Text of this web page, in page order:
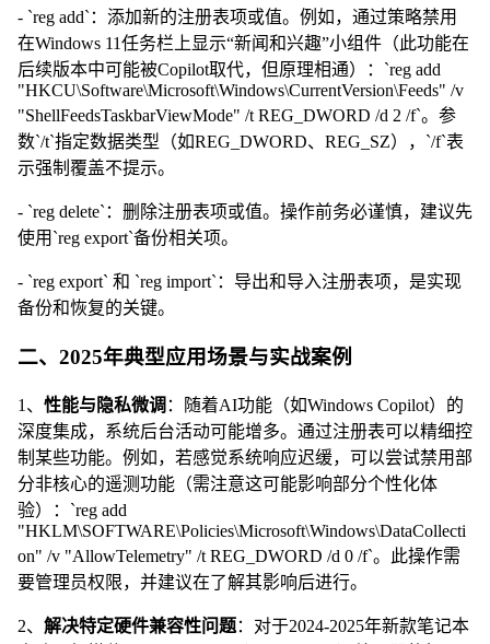
- `reg add`：添加新的注册表项或值。例如，通过策略禁用
在Windows 11任务栏上显示“新闻和兴趣”小组件（此功能在
后续版本中可能被Copilot取代，但原理相通）：`reg add
"HKCU\Software\Microsoft\Windows\CurrentVersion\Feeds" /v
"ShellFeedsTaskbarViewMode" /t REG_DWORD /d 2 /f`。参
数`/t`指定数据类型（如REG_DWORD、REG_SZ），`/f`表
示强制覆盖不提示。
- `reg delete`：删除注册表项或值。操作前务必谨慎，建议先
使用`reg export`备份相关项。
- `reg export` 和 `reg import`：导出和导入注册表项，是实现
备份和恢复的关键。
二、2025年典型应用场景与实战案例
1、 性能与隐私微调 ：随着AI功能（如Windows Copilot）的
深度集成，系统后台活动可能增多。通过注册表可以精细控
制某些功能。例如，若感觉系统响应迟缓，可以尝试禁用部
分非核心的遥测功能（需注意这可能影响部分个性化体
验）：`reg add
"HKLM\SOFTWARE\Policies\Microsoft\Windows\DataCollecti
on" /v "AllowTelemetry" /t REG_DWORD /d 0 /f`。此操作需
要管理员权限，并建议在了解其影响后进行。
2、 解决特定硬件兼容性问题：对于2024-2025年新款笔记本